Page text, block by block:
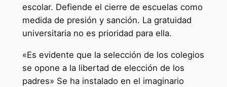
escolar. Defiende el cierre de escuelas como
medida de presión y sanción. La gratuidad
universitaria no es prioridad para ella.
«Es evidente que la selección de los colegios
se opone a la libertad de elección de los
padres» Se ha instalado en el imaginario